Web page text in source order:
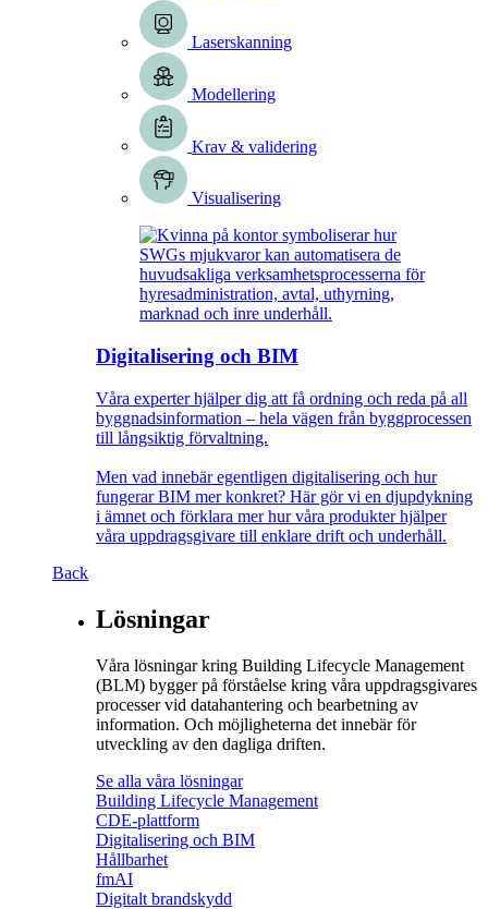
Laserskanning
Modellering
Krav & validering
Visualisering
Digitalisering och BIM
Våra experter hjälper dig att få ordning och reda på all
byggnadsinformation – hela vägen från byggprocessen
till långsiktig förvaltning.
Men vad innebär egentligen digitalisering och hur
fungerar BIM mer konkret? Här gör vi en djupdykning
i ämnet och förklara mer hur våra produkter hjälper
våra uppdragsgivare till enklare drift och underhåll.
Back
Lösningar
Våra lösningar kring Building Lifecycle Management
(BLM) bygger på förståelse kring våra uppdragsgivares
processer vid datahantering och bearbetning av
information. Och möjligheterna det innebär för
utveckling av den dagliga driften.
Se alla våra lösningar
Building Lifecycle Management
CDE-plattform
Digitalisering och BIM
Hållbarhet
fmAI
Digitalt brandskydd